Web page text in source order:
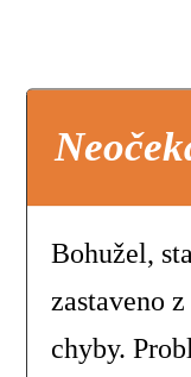
Bohužel,
zastaveno
chyby.